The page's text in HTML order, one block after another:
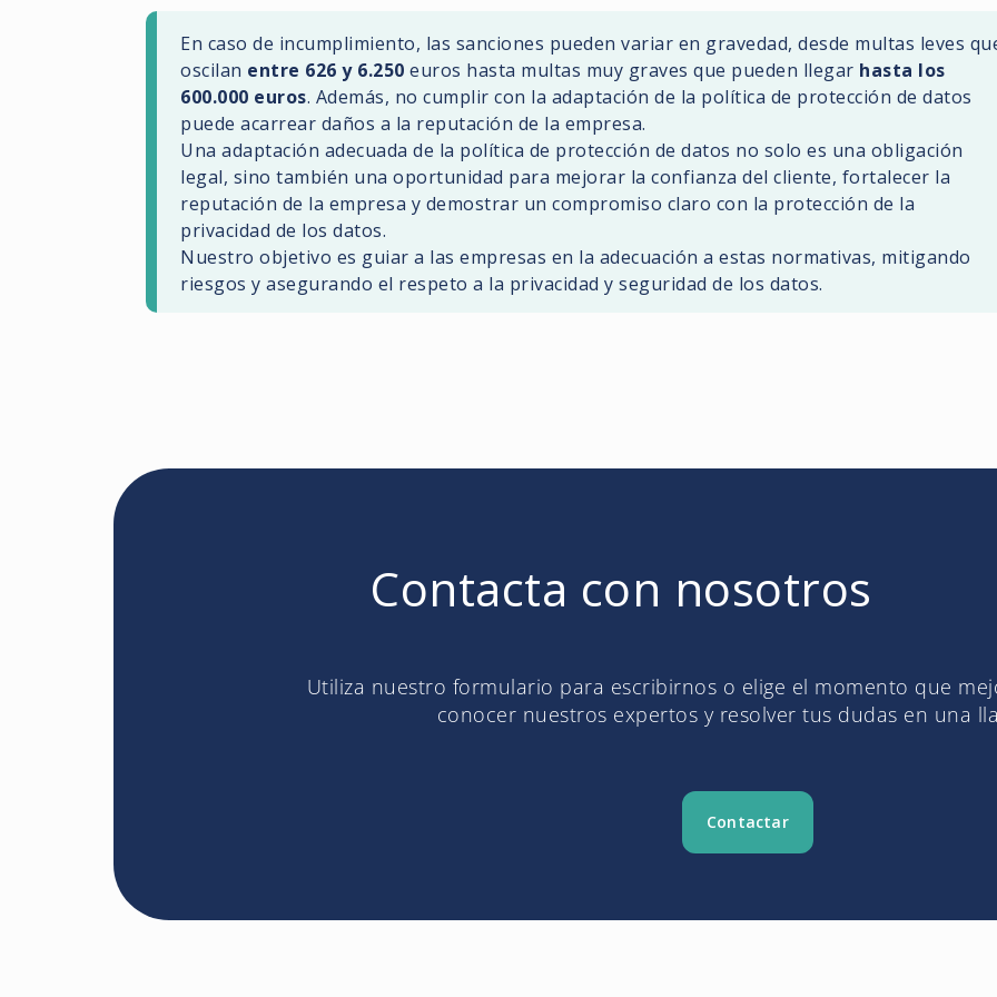
En caso de incumplimiento, las sanciones pueden variar en gravedad, desde multas leves
oscilan entre 626 y 6.250 euros hasta multas muy graves que pueden llegar hasta los
600.000 euros. Además, no cumplir con la adaptación de la política de protección de datos
puede acarrear daños a la reputación de la empresa.
Una adaptación adecuada de la política de protección de datos no solo es una obligación
legal, sino también una oportunidad para mejorar la confianza del cliente, fortalecer la
reputación de la empresa y demostrar un compromiso claro con la protección de la
privacidad de los datos.
Nuestro objetivo es guiar a las empresas en la adecuación a estas normativas, mitigando
riesgos y asegurando el respeto a la privacidad y seguridad de los datos.
Contacta con nosotros
Utiliza nuestro formulario para escribirnos o elige el momento que
conocer nuestros expertos y resolver tus dudas en una
Contactar